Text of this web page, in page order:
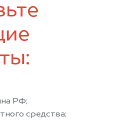
РФ;
средства;